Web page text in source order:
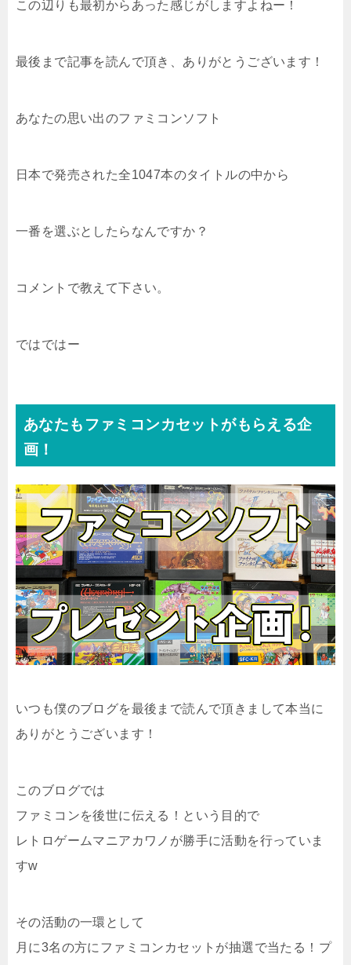
この辺りも最初からあった感じがしますよねー！
最後まで記事を読んで頂き、ありがとうございます！
あなたの思い出のファミコンソフト
日本で発売された全1047本のタイトルの中から
一番を選ぶとしたらなんですか？
コメントで教えて下さい。
ではではー
あなたもファミコンカセットがもらえる企
画！
いつも僕のブログを最後まで読んで頂きまして本当に
ありがとうございます！
このブログでは
ファミコンを後世に伝える！という目的で
レトロゲームマニアカワノが勝手に活動を行っていま
すw
その活動の一環として
月に3名の方にファミコンカセットが抽選で当たる！プ